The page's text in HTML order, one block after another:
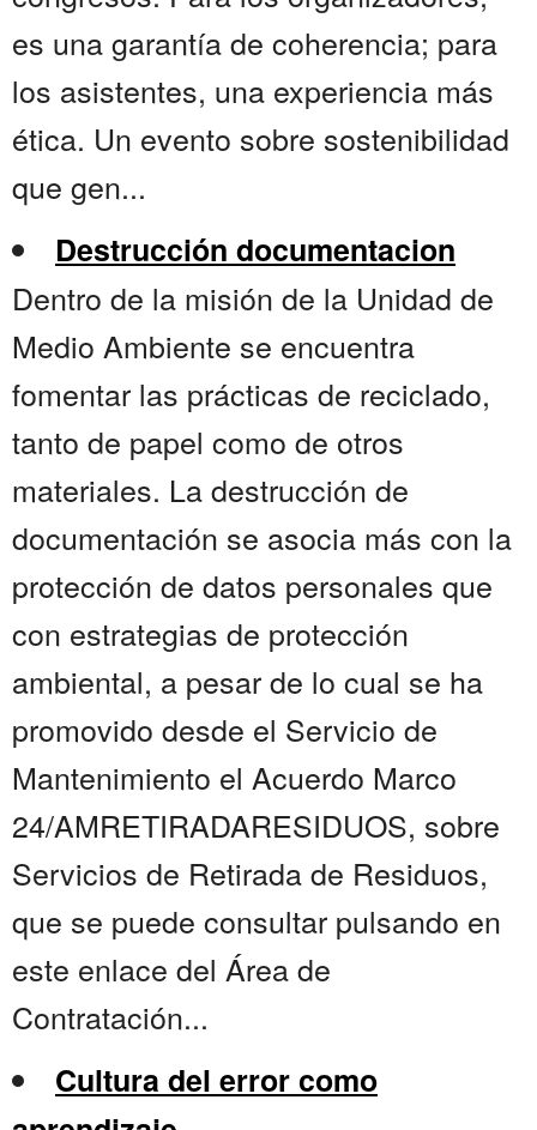
es una garantía de coherencia; para
los asistentes, una experiencia más
ética. Un evento sobre sostenibilidad
que gen...
Destrucción documentacion
Dentro de la misión de la Unidad de
Medio Ambiente se encuentra
fomentar las prácticas de reciclado,
tanto de papel como de otros
materiales. La destrucción de
documentación se asocia más con la
protección de datos personales que
con estrategias de protección
ambiental, a pesar de lo cual se ha
promovido desde el Servicio de
Mantenimiento el Acuerdo Marco
24/AMRETIRADARESIDUOS, sobre
Servicios de Retirada de Residuos,
que se puede consultar pulsando en
este enlace del Área de
Contratación...
Cultura del error como